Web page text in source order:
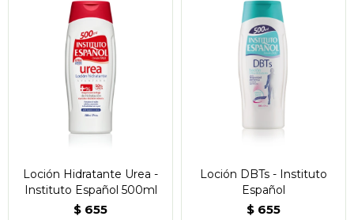
Loción Hidratante Urea -
Instituto Español 500ml
$ 655
Loción DBTs - Instituto
Español
$ 655